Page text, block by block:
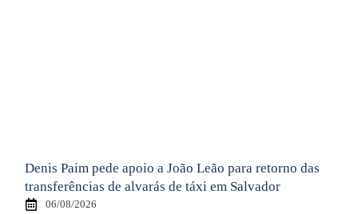
Denis Paim pede apoio a João Leão para retorno das
transferências de alvarás de táxi em Salvador
06/08/2026